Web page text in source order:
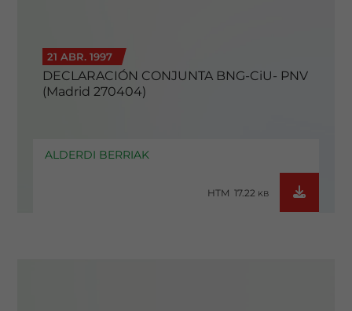
21 ABR. 1997
DECLARACIÓN CONJUNTA BNG-CiU- PNV
(Madrid 270404)
ALDERDI BERRIAK
HTM 17.22 KB